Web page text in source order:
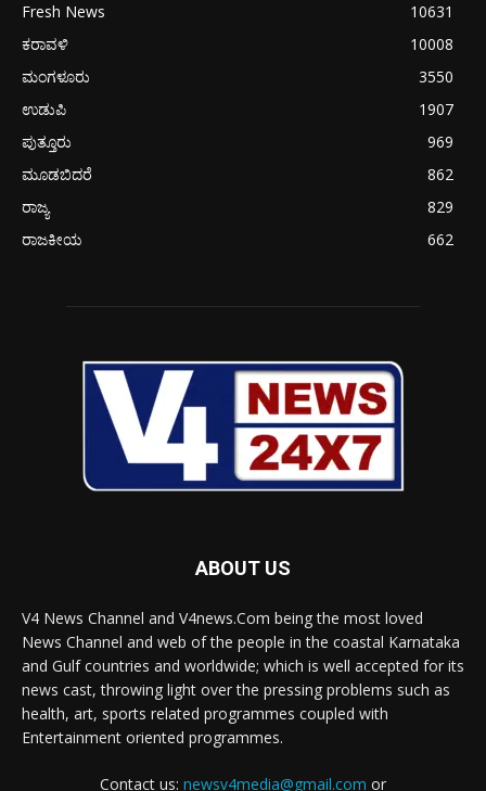
Fresh News
10631
ಕರಾವಳಿ
10008
ಮಂಗಳೂರು
3550
ಉಡುಪಿ
1907
ಪುತ್ತೂರು
969
ಮೂಡಬಿದರೆ
862
ರಾಜ್ಯ
829
ರಾಜಕೀಯ
662
ABOUT US
V4 News Channel and V4news.Com being the most loved
News Channel and web of the people in the coastal Karnataka
and Gulf countries and worldwide; which is well accepted for its
news cast, throwing light over the pressing problems such as
health, art, sports related programmes coupled with
Entertainment oriented programmes.
Contact us: newsv4media@gmail.com or